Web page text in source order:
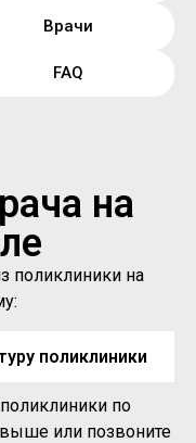
Врачи
FAQ
на
поликлиники на
поликлиники
по
или позвоните